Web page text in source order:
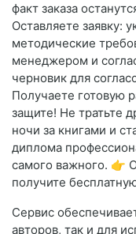
факт заказа
Оставляете заявку:
методические
менеджером и
черновик для
Получаете готовую
защите! Не тратьте
ночи за книгами и
диплома
самого важного. 👉
получите
Сервис
авторов, так и для